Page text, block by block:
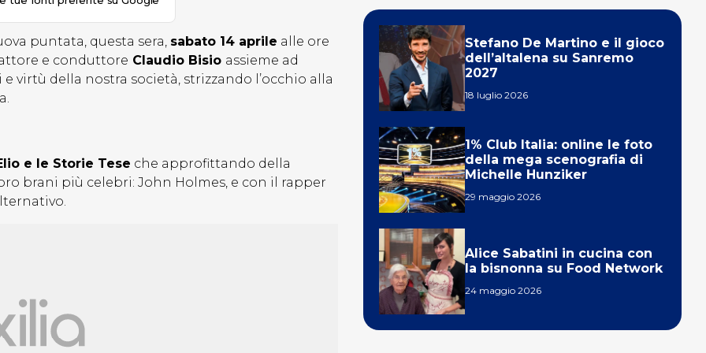
puntata, questa sera, sabato 14 aprile alle ore
e conduttore Claudio Bisio assieme ad
virtù della nostra società, strizzando l’occhio alla
e le Storie Tese che approfittando della
brani più celebri: John Holmes, e con il rapper
Stefano De Martino e il gioco
dell’altalena su Sanremo
2027
18 luglio 2026
1% Club Italia: online le foto
della mega scenografia di
Michelle Hunziker
29 maggio 2026
Alice Sabatini in cucina con
la bisnonna su Food Network
24 maggio 2026